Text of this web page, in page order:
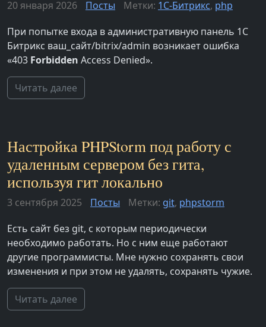
20 января 2026 Посты Метки: 1С-Битрикс, php
При попытке входа в административную панель 1С
Битрикс ваш_сайт/bitrix/admin возникает ошибка
«403 Forbidden Access Denied».
Читать далее
Настройка PHPStorm под работу с
удаленным сервером без гита,
используя гит локально
3 сентября 2025 Посты Метки: git, phpstorm
Есть сайт без git, с которым периодически
необходимо работать. Но с ним еще работают
другие программисты. Мне нужно сохранять свои
изменения и при этом не удалять, сохранять чужие.
Читать далее